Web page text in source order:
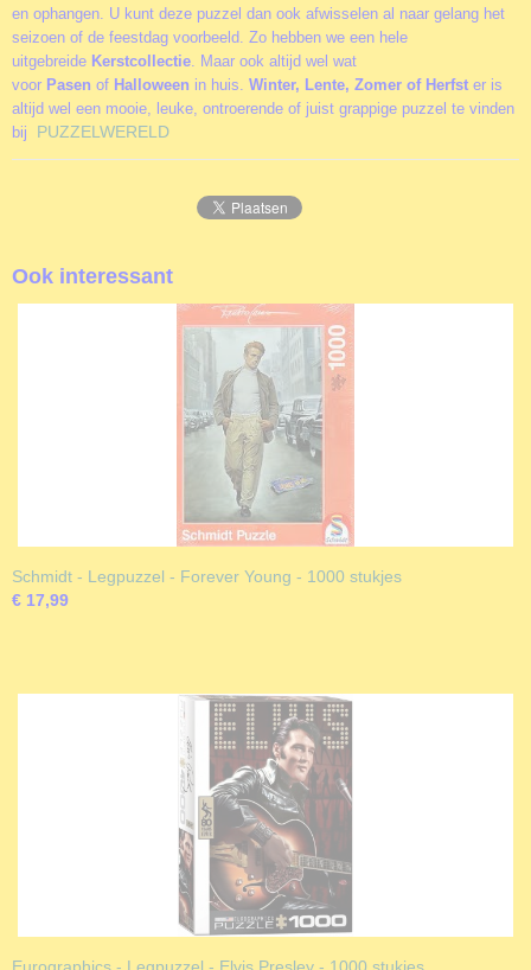
en ophangen. U kunt deze puzzel dan ook afwisselen al naar gelang het
seizoen of de feestdag voorbeeld. Zo hebben we een hele
uitgebreide Kerstcollectie. Maar ook altijd wel wat
voor Pasen of Halloween in huis. Winter, Lente, Zomer of Herfst er is
altijd wel een mooie, leuke, ontroerende of juist grappige puzzel te vinden
bij PUZZELWERELD
Ook interessant
Schmidt - Legpuzzel - Forever Young - 1000 stukjes
€ 17,99